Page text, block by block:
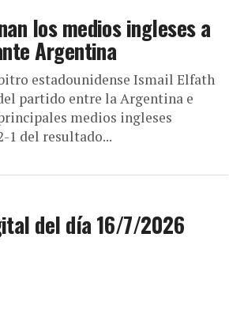
los medios ingleses a
Argentina
estadounidense Ismail Elfath
partido entre la Argentina e
medios ingleses
1 del resultado...
del día 16/7/2026